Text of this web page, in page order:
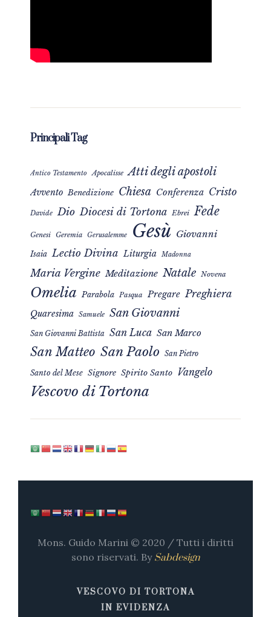
Principali Tag
Antico Testamento Apocalisse Atti degli apostoli
Avvento Benedizione Chiesa Conferenza Cristo
Davide Dio Diocesi di Tortona Ebrei Fede
Genesi Geremia Gerusalemme Gesù Giovanni
Isaia Lectio Divina Liturgia Madonna
Maria Vergine Meditazione Natale Novena
Omelia Parabola Pasqua Pregare Preghiera
Quaresima Samuele San Giovanni
San Giovanni Battista San Luca San Marco
San Matteo San Paolo San Pietro
Santo del Mese Signore Spirito Santo Vangelo
Vescovo di Tortona
Mons. Guido Marini © 2020 / Tutti i diritti
sono riservati. By Sabdesign
VESCOVO DI TORTONA
IN EVIDENZA